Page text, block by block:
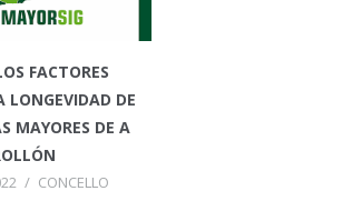
FACTORES
LONGEVIDAD DE
MAYORES DE A
/ CONCELLO